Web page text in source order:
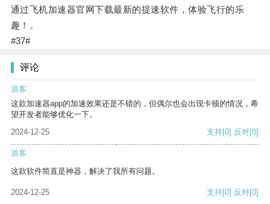
通过飞机加速器官网下载最新的提速软件，体验飞行的乐
趣！。
#37#
评论
游客
这款加速器app的加速效果还是不错的，但偶尔也会出现卡顿的情况，希
望开发者能够优化一下。
2024-12-25
支持[0] 反对[0]
游客
这款软件简直是神器，解决了我所有问题。
2024-12-25 支持[0] 反对[0]